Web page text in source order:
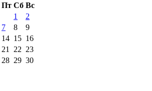
Пт Сб Вс
1
2
7 8
9
14 15 16
21 22 23
28 29 30